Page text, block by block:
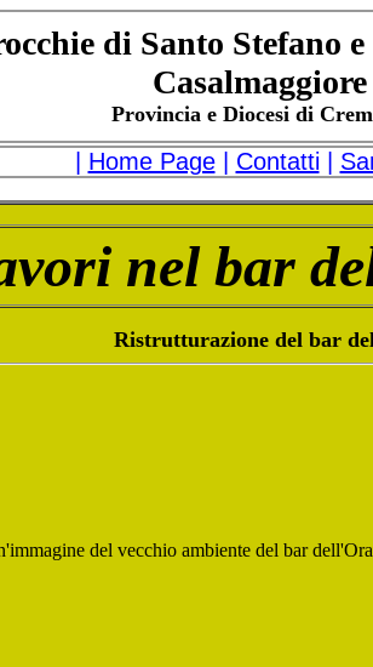
di Santo Stefano
Casalmaggiore
Provincia e Diocesi di
Home Page| Contatti|
nel bar
Ristrutturazione del bar
del vecchio ambiente del bar